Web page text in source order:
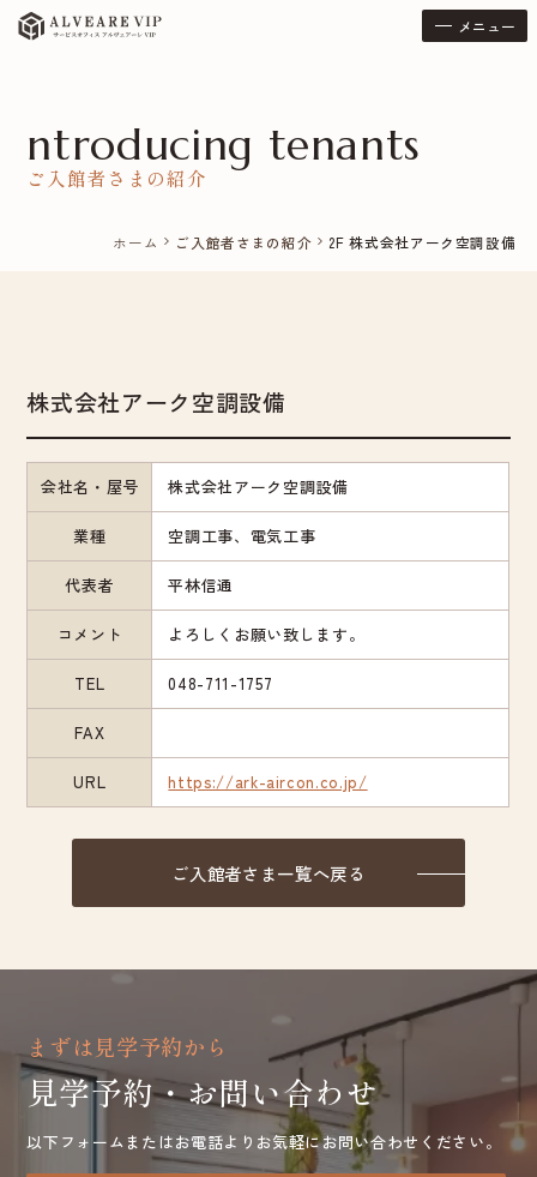
メニュー
ntroducing tenants
ご入館者さまの紹介
ホーム chevron_right ご入館者さまの紹介 chevron_right 2F 株式会社アーク空調設備
株式会社アーク空調設備
会社名・屋号 株式会社アーク空調設備
業種 空調工事、電気工事
代表者 平林信通
コメント よろしくお願い致します。
TEL 048-711-1757
FAX
URL https://ark-aircon.co.jp/
ご入館者さま一覧へ戻る
まずは見学予約から
見学予約・お問い合わせ
以下フォームまたはお電話よりお気軽にお問い合わせください。